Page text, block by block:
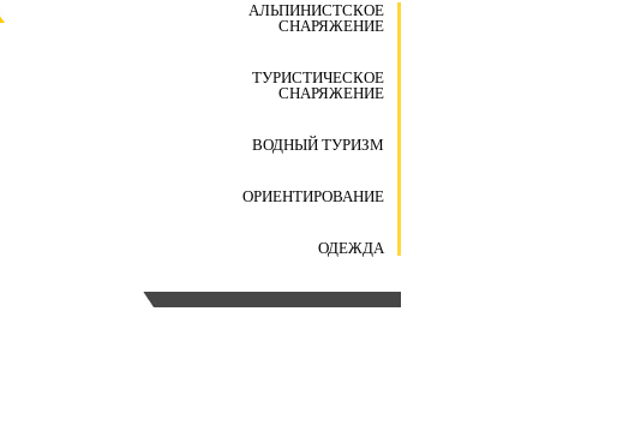
АЛЬПИНИСТСКОЕ
СНАРЯЖЕНИЕ
ТУРИСТИЧЕСКОЕ
СНАРЯЖЕНИЕ
ВОДНЫЙ ТУРИЗМ
ОРИЕНТИРОВАНИЕ
ОДЕЖДА